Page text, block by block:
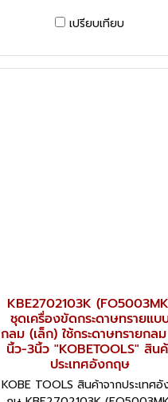
เปรียบเทียบ
KBE2702103K
ชุดเครื่องขัดกระดาษทรายแบ
กลม (เล็ก) ใช้กระดาษทรายกล
นิ้ว-3นิ้ว "KOBETOOLS" สิน
ประเทศอังกฤษ
KOBE TOOLS สินค้าจากประเทศอั